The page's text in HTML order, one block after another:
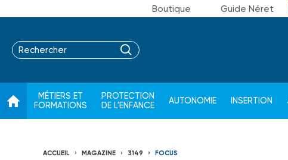
Boutique Guide Néret
MÉTIERS ET
FORMATIONS
PROTECTION
DE L'ENFANCE
AUTONOMIE INSERTION
ACCUEIL MAGAZINE 3149 FOCUS